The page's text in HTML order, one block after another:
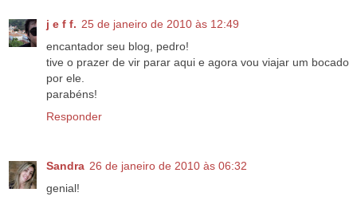
j e f f. 25 de janeiro de 2010 às 12:49
encantador seu blog, pedro!
tive o prazer de vir parar aqui e agora vou viajar um bocado
por ele.
parabéns!
Responder
Sandra 26 de janeiro de 2010 às 06:32
genial!